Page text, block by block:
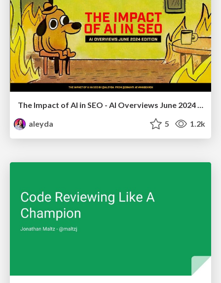
The Impact of AI in SEO - AI Overviews June 2024 Edition
aleyda
5 1.2k